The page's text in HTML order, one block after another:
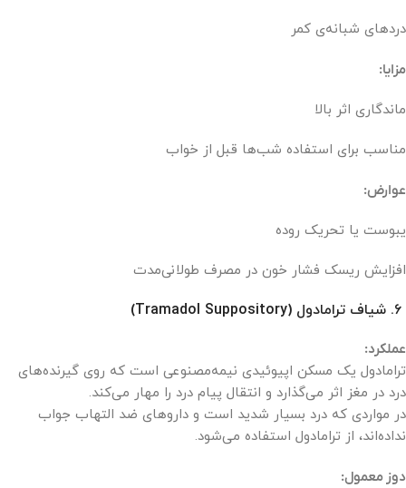
دردهای شبانه‌ی کمر
مزایا:
ماندگاری اثر بالا
مناسب برای استفاده شب‌ها قبل از خواب
عوارض:
یبوست یا تحریک روده
افزایش ریسک فشار خون در مصرف طولانی‌مدت
عملکرد:
ترامادول یک مسکن اپیوئیدی نیمه‌مصنوعی است که روی گیرنده‌های
درد در مغز اثر می‌گذارد و انتقال پیام درد را مهار می‌کند.
در مواردی که درد بسیار شدید است و داروهای ضد التهاب جواب
نداده‌اند، از ترامادول استفاده می‌شود.
دوز معمول: